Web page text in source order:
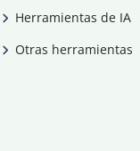
Herramientas de IA
Otras herramientas